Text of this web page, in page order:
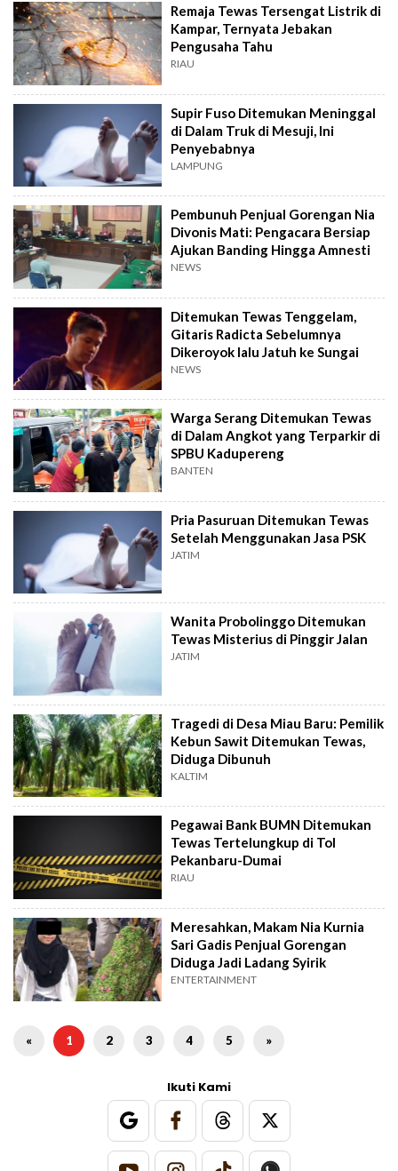
Remaja Tewas Tersengat Listrik di
Kampar, Ternyata Jebakan
Pengusaha Tahu
RIAU
Supir Fuso Ditemukan Meninggal
di Dalam Truk di Mesuji, Ini
Penyebabnya
LAMPUNG
Pembunuh Penjual Gorengan Nia
Divonis Mati: Pengacara Bersiap
Ajukan Banding Hingga Amnesti
NEWS
Ditemukan Tewas Tenggelam,
Gitaris Radicta Sebelumnya
Dikeroyok lalu Jatuh ke Sungai
NEWS
Warga Serang Ditemukan Tewas
di Dalam Angkot yang Terparkir di
SPBU Kadupereng
BANTEN
Pria Pasuruan Ditemukan Tewas
Setelah Menggunakan Jasa PSK
JATIM
Wanita Probolinggo Ditemukan
Tewas Misterius di Pinggir Jalan
JATIM
Tragedi di Desa Miau Baru: Pemilik
Kebun Sawit Ditemukan Tewas,
Diduga Dibunuh
KALTIM
Pegawai Bank BUMN Ditemukan
Tewas Tertelungkup di Tol
Pekanbaru-Dumai
RIAU
Meresahkan, Makam Nia Kurnia
Sari Gadis Penjual Gorengan
Diduga Jadi Ladang Syirik
ENTERTAINMENT
« 1 2 3 4 5 »
Ikuti Kami